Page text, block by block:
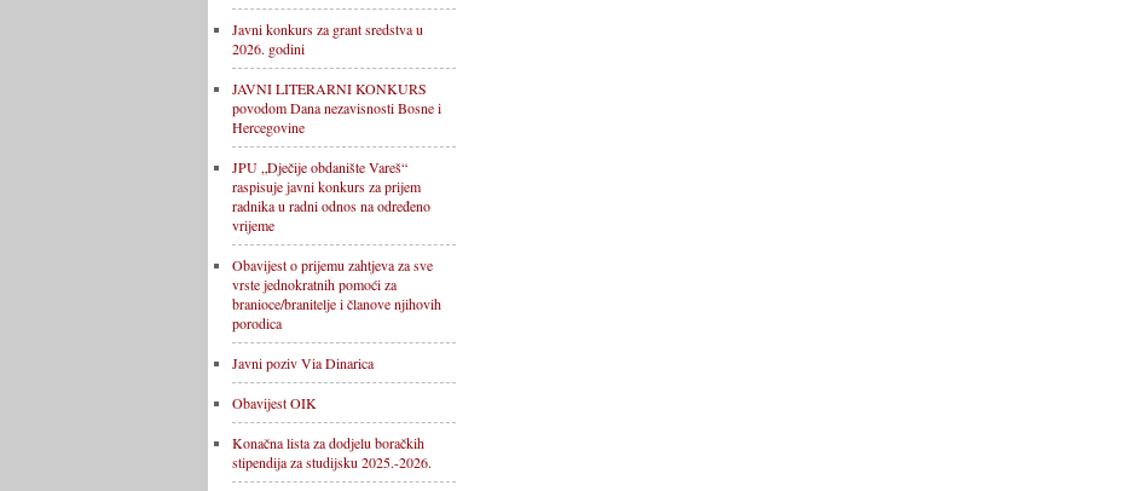
Javni konkurs za grant sredstva u
2026. godini
JAVNI LITERARNI KONKURS
povodom Dana nezavisnosti Bosne i
Hercegovine
JPU „Dječije obdanište Vareš“
raspisuje javni konkurs za prijem
radnika u radni odnos na određeno
vrijeme
Obavijest o prijemu zahtjeva za sve
vrste jednokratnih pomoći za
branioce/branitelje i članove njihovih
porodica
Javni poziv Via Dinarica
Obavijest OIK
Konačna lista za dodjelu boračkih
stipendija za studijsku 2025.-2026.